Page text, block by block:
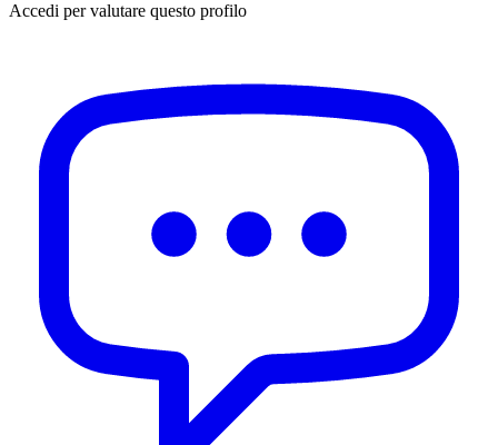
Accedi per valutare questo profilo